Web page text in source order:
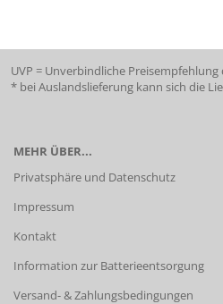
UVP = Unverbindliche Preisempfehlung
* bei Auslandslieferung kann sich die
MEHR ÜBER...
Privatsphäre und Datenschutz
Impressum
Kontakt
Information zur Batterieentsorgung
Versand- & Zahlungsbedingungen